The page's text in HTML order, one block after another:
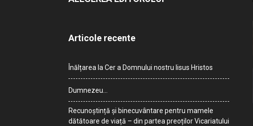
Articole recente
Înălțarea la Cer a Domnului nostru Iisus Hristos
Dumnezeu…
Recunoștință și binecuvântare pentru mamele
dătătoare de viață – din partea preoților Vicariatului